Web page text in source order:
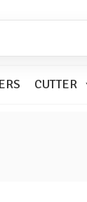
CUTTER